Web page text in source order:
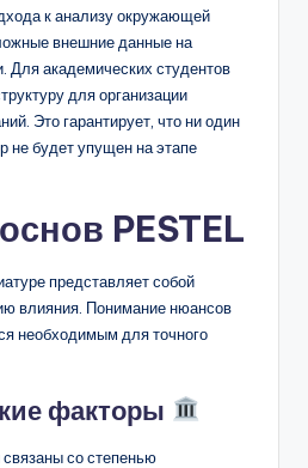
к анализу окружающей
внешние данные на
Для академических студентов
для организации
Это гарантирует, что ни один
не будет упущен на этапе
PESTEL
представляет собой
влияния. Понимание нюансов
необходимым для точного
факторы
со степенью